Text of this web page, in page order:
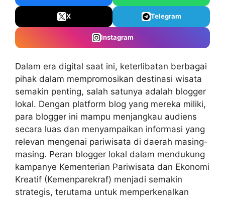
X Telegram
Instagram
Dalam era digital saat ini, keterlibatan berbagai
pihak dalam mempromosikan destinasi wisata
semakin penting, salah satunya adalah blogger
lokal. Dengan platform blog yang mereka miliki,
para blogger ini mampu menjangkau audiens
secara luas dan menyampaikan informasi yang
relevan mengenai pariwisata di daerah masing-
masing. Peran blogger lokal dalam mendukung
kampanye Kementerian Pariwisata dan Ekonomi
Kreatif (Kemenparekraf) menjadi semakin
strategis, terutama untuk memperkenalkan